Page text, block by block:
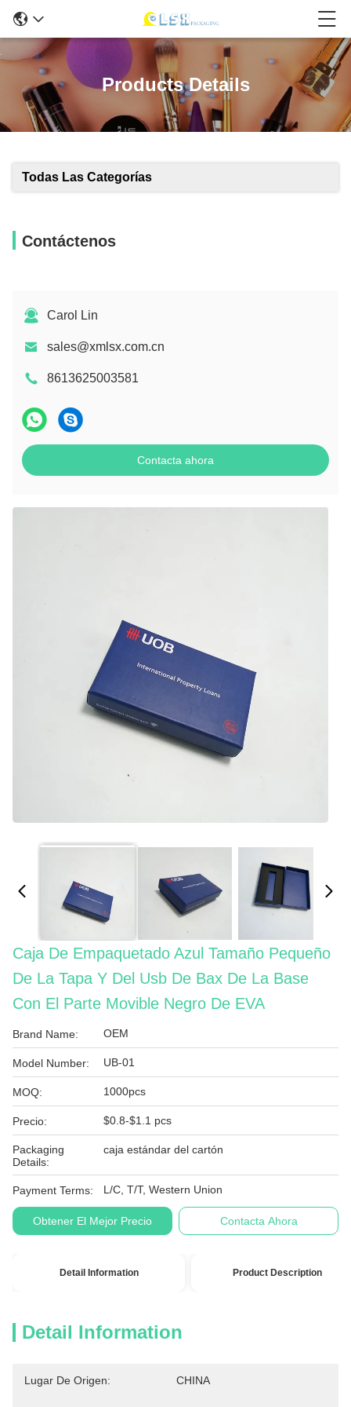
Products Details
Todas Las Categorías
Contáctenos
Carol Lin
sales@xmlsx.com.cn
8613625003581
Contacta ahora
Caja De Empaquetado Azul Tamaño Pequeño
De La Tapa Y Del Usb De Bax De La Base
Con El Parte Movible Negro De EVA
Brand Name: OEM
Model Number: UB-01
MOQ: 1000pcs
Precio: $0.8-$1.1 pcs
Packaging
Details:
caja estándar del cartón
Payment Terms: L/C, T/T, Western Union
Obtener El Mejor Precio Contacta Ahora
Detail Information Product Description
Detail Information
Lugar De Origen: CHINA